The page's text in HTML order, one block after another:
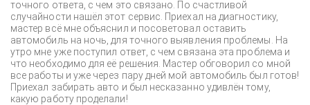
точного ответа, с чем это связано. По счастливой
случайности нашёл этот сервис. Приехал на диагностику,
мастер всё мне объяснил и посоветовал оставить
автомобиль на ночь, для точного выявления проблемы. На
утро мне уже поступил ответ, с чем связана эта проблема и
что необходимо для её решения. Мастер обговорил со мной
все работы и уже через пару дней мой автомобиль был готов!
Приехал забирать авто и был несказанно удивлён тому,
какую работу проделали!